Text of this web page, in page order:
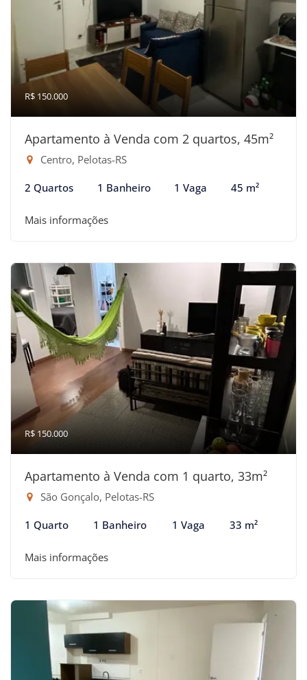
R$ 150.000
Apartamento à Venda com 2 quartos, 45m²
Centro, Pelotas-RS
2 Quartos 1 Banheiro 1 Vaga 45 m²
Mais informações
R$ 150.000
Apartamento à Venda com 1 quarto, 33m²
São Gonçalo, Pelotas-RS
1 Quarto 1 Banheiro 1 Vaga 33 m²
Mais informações